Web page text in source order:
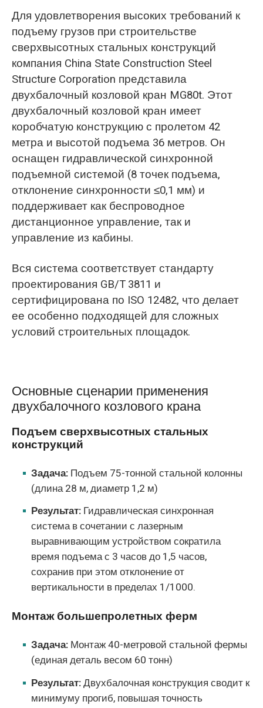
Для удовлетворения высоких требований к
подъему грузов при строительстве
сверхвысотных стальных конструкций
компания China State Construction Steel
Structure Corporation представила
двухбалочный козловой кран MG80t. Этот
двухбалочный козловой кран имеет
коробчатую конструкцию с пролетом 42
метра и высотой подъема 36 метров. Он
оснащен гидравлической синхронной
подъемной системой (8 точек подъема,
отклонение синхронности ≤0,1 мм) и
поддерживает как беспроводное
дистанционное управление, так и
управление из кабины.
Вся система соответствует стандарту
проектирования GB/T 3811 и
сертифицирована по ISO 12482, что делает
ее особенно подходящей для сложных
условий строительных площадок.
Основные сценарии применения
двухбалочного козлового крана
Подъем сверхвысотных стальных
конструкций
Задача: Подъем 75-тонной стальной колонны
(длина 28 м, диаметр 1,2 м)
Результат: Гидравлическая синхронная
система в сочетании с лазерным
выравнивающим устройством сократила
время подъема с 3 часов до 1,5 часов,
сохранив при этом отклонение от
вертикальности в пределах 1/1000.
Монтаж большепролетных ферм
Задача: Монтаж 40-метровой стальной фермы
(единая деталь весом 60 тонн)
Результат:Двухбалочная конструкция сводит к
минимуму прогиб, повышая точность